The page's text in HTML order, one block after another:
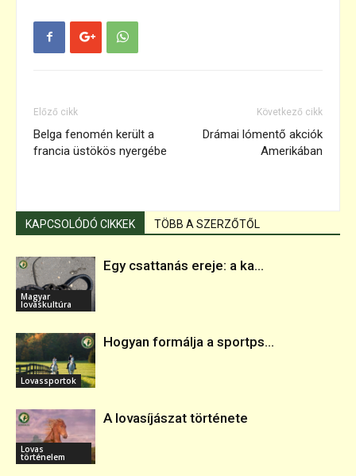
Előző cikk
Belga fenomén került a
francia üstökös nyergébe
Következő cikk
Drámai lómentő akciók
Amerikában
KAPCSOLÓDÓ CIKKEK TÖBB A SZERZŐTŐL
Magyar
lovaskultúra
Egy csattanás ereje: a ka...
Lovassportok
Hogyan formálja a sportps...
Lovas
történelem
A lovasíjászat története